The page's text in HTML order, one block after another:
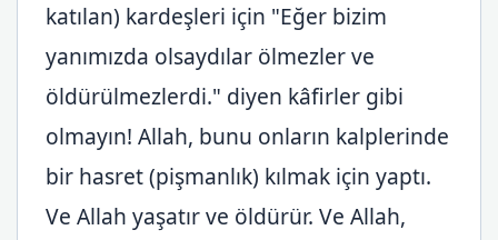
katılan) kardeşleri için "Eğer bizim
yanımızda olsaydılar ölmezler ve
öldürülmezlerdi." diyen kâfirler gibi
olmayın! Allah, bunu onların kalplerinde
bir hasret (pişmanlık) kılmak için yaptı.
Ve Allah yaşatır ve öldürür. Ve Allah,